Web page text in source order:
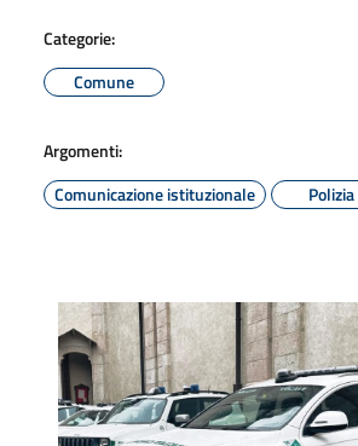
Categorie:
Comune
Argomenti:
Comunicazione istituzionale
Polizia